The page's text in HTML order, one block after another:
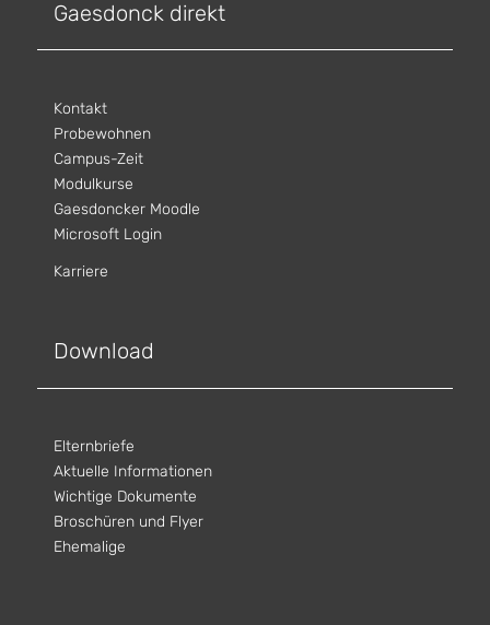
Gaesdonck direkt
Kontakt
Probewohnen
Campus-Zeit
Modulkurse
Gaesdoncker Moodle
Microsoft Login
Karriere
Download
Elternbriefe
Aktuelle Informationen
Wichtige Dokumente
Broschüren und Flyer
Ehemalige